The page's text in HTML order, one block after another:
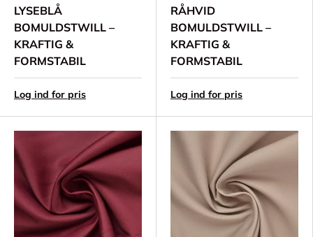
LYSEBLÅ
BOMULDSTWILL –
KRAFTIG &
FORMSTABIL
Log ind for pris
RÅHVID
BOMULDSTWILL –
KRAFTIG &
FORMSTABIL
Log ind for pris